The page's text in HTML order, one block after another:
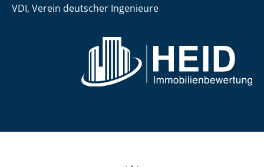
VDI, Verein deutscher Ingenieure